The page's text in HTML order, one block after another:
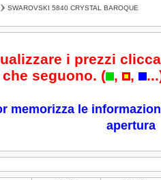
SWAROVSKI 5840 CRYSTAL BAROQUE
Clicca per ingrandire Clicca per
i prezzi
seguono. ( , ,
memorizza le
apertura